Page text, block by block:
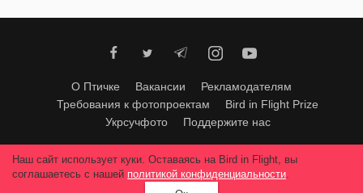
О Птичке Вакансии
Рекламодателям
Требования к фотопроектам
Bird in Flight Prize
Укрсучфото
Поддержите нас
Любое использование материалов допускается только с согласия
редакции.© 2026, Bird In Flight.
Все права защищены.
Наш сайт использует куки. Оставаясь на Bird in Flight, вы
соглашаетесь с нашей политикой конфиденциальности.